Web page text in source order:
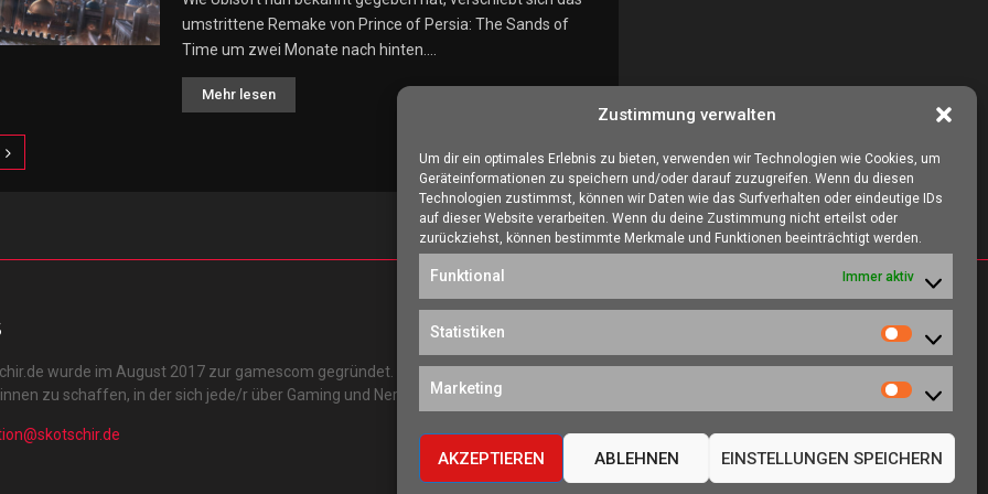
Zustimmung verwalten
Um dir ein optimales Erlebnis zu bieten, verwenden wir Technologien wie Cookies, um
Geräteinformationen zu speichern und/oder darauf zuzugreifen. Wenn du diesen
Technologien zustimmst, können wir Daten wie das Surfverhalten oder eindeutige IDs
auf dieser Website verarbeiten. Wenn du deine Zustimmung nicht erteilst oder
zurückziehst, können bestimmte Merkmale und Funktionen beeinträchtigt werden.
Funktional Immer aktiv
Statistiken
Statistiken
Marketing
Marketing
AKZEPTIEREN ABLEHNEN EINSTELLUNGEN SPEICHERN
umstrittene Remake von Prince of Persia: The Sands of
Time um zwei Monate nach hinten....
Mehr lesen
wurde im August 2017 zur gamescom gegründet. Unser Ziel ist es, eine Heimat
zu schaffen, in der sich jede/r über Gaming und Nerdkram informieren kann.